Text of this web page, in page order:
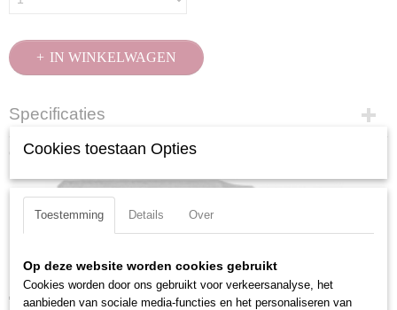
IN WINKELWAGEN
Specificaties
Productcode
EAN code
Productcode leverancier
Ook interessant
Kraftwerk 306012 Bit inbus 5/16" 12mm
€ 4,28
Cookies toestaan Opties
Toestemming Details Over
Op deze website worden cookies gebruikt
Cookies worden door ons gebruikt voor verkeersanalyse, het
aanbieden van sociale media-functies en het personaliseren van